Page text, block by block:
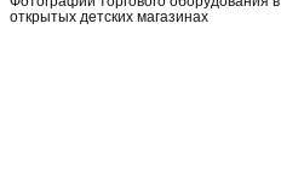
открытых детских магазинах